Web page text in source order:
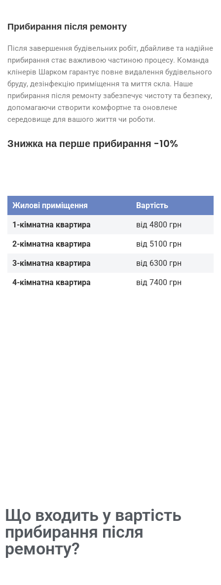
Прибирання після ремонту
Після завершення будівельних робіт, дбайливе та надійне
прибирання стає важливою частиною процесу. Команда
клінерів Шарком гарантує повне видалення будівельного
бруду, дезінфекцію приміщення та миття скла. Наше
прибирання після ремонту забезпечує чистоту та безпеку,
допомагаючи створити комфортне та оновлене
середовище для вашого життя чи роботи.
Знижка на перше прибирання -10%
Жилові приміщення Вартість
1-кімнатна квартира від 4800 грн
2-кімнатна квартира від 5100 грн
3-кімнатна квартира від 6300 грн
4-кімнатна квартира від 7400 грн
Що входить у вартість
прибирання після
ремонту?